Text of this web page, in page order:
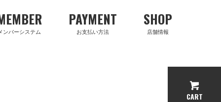
ンバーシステム
PAYMENT
お支払い方法
SHOP
店舗情報
CART